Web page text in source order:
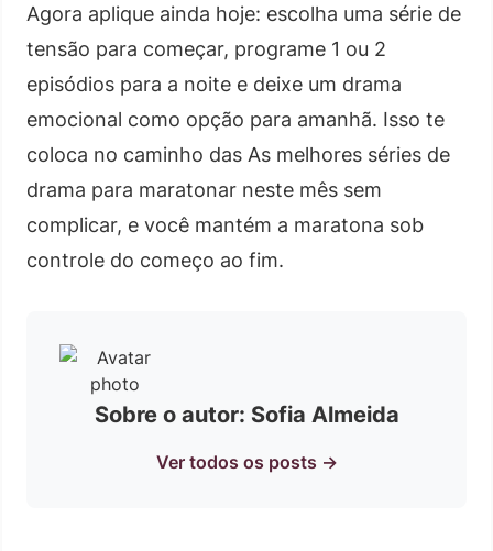
Agora aplique ainda hoje: escolha uma série de
tensão para começar, programe 1 ou 2
episódios para a noite e deixe um drama
emocional como opção para amanhã. Isso te
coloca no caminho das As melhores séries de
drama para maratonar neste mês sem
complicar, e você mantém a maratona sob
controle do começo ao fim.
Sobre o autor: Sofia Almeida
Ver todos os posts →